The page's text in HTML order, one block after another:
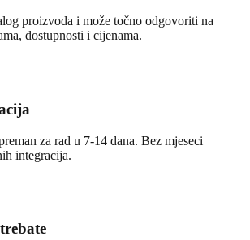
proizvoda i može točno odgovoriti na
dostupnosti i cijenama.
za rad u 7-14 dana. Bez mjeseci
integracija.